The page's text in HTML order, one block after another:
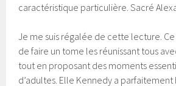
caractéristique particulière. Sacré
Je me suis régalée de cette lecture.
de faire un tome les réunissant tous
tout en proposant des moments
d’adultes. Elle Kennedy a